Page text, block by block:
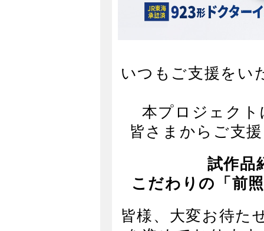
いつもご支援をい
本プロジェク
皆さまからご支
試作品
こだわりの「前
皆様、大変お待た